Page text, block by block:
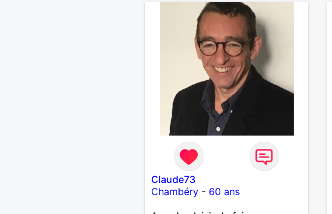
Claude73
Chambéry- 60 ans